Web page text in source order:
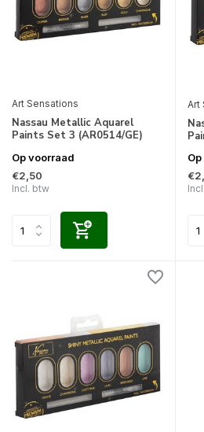
Art Sensations
Nassau Metallic Aquarel
Paints Set 3 (AR0514/GE)
Op voorraad
€2,50
Incl. btw
Art